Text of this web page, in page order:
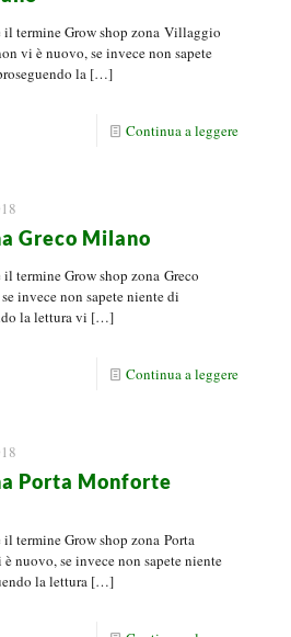
termine Grow shop zona Villaggio
vi è nuovo, se invece non sapete
la […]
Continua a leggere
Greco Milano
termine Grow shop zona Greco
invece non sapete niente di
la lettura vi […]
Continua a leggere
Porta Monforte
termine Grow shop zona Porta
nuovo, se invece non sapete niente
la lettura […]